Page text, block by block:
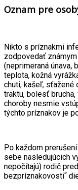
Oznam pre
Nikto s príznakmi
zodpovedať
(neprimeraná únava,
teplota, kožná
chuti, kašeľ, sťažené
traktu, bolesť brucha,
choroby nesmie
týchto príznakov je
Po každom
sebe nasledujúcich
nepočítajú) rodič
bezpríznakovosti“